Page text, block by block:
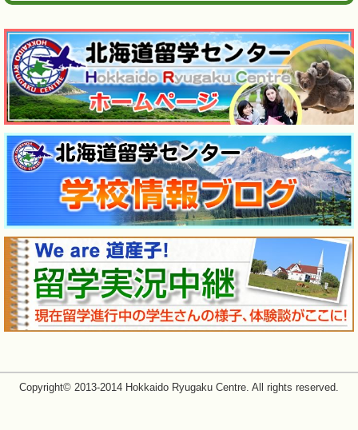
Copyright© 2013-2014 Hokkaido Ryugaku Centre. All rights reserved.